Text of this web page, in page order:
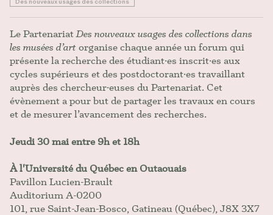
Le PartenariatDes nouveaux usages des collections dans
les musées d’artorganise chaque année un forum qui
présente la recherche des étudiant·es inscrit·es aux
cycles supérieurs et des postdoctorant·es travaillant
auprès des chercheur·euses du Partenariat. Cet
évènement a pour but de partager les travaux en cours
et de mesurer l’avancement des recherches.
Jeudi 30 mai entre 9h et 18h
À l'Université du Québec en Outaouais
Pavillon Lucien-Brault
Auditorium A-0200
101, rue Saint-Jean-Bosco, Gatineau (Québec), J8X 3X7